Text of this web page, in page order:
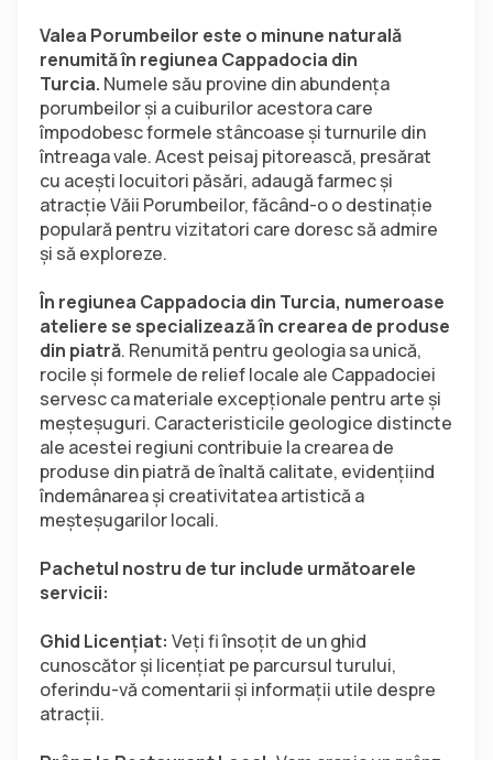
Valea Porumbeilor este o minune naturală
renumită în regiunea Cappadocia din
Turcia. Numele său provine din abundența
porumbeilor și a cuiburilor acestora care
împodobesc formele stâncoase și turnurile din
întreaga vale. Acest peisaj pitorească, presărat
cu acești locuitori păsări, adaugă farmec și
atracție Văii Porumbeilor, făcând-o o destinație
populară pentru vizitatori care doresc să admire
și să exploreze.
În regiunea Cappadocia din Turcia, numeroase
ateliere se specializează în crearea de produse
din piatră. Renumită pentru geologia sa unică,
rocile și formele de relief locale ale Cappadociei
servesc ca materiale excepționale pentru arte și
meșteșuguri. Caracteristicile geologice distincte
ale acestei regiuni contribuie la crearea de
produse din piatră de înaltă calitate, evidențiind
îndemânarea și creativitatea artistică a
meșteșugarilor locali.
Pachetul nostru de tur include următoarele
servicii:
Ghid Licențiat: Veți fi însoțit de un ghid
cunoscător și licențiat pe parcursul turului,
oferindu-vă comentarii și informații utile despre
atracții.